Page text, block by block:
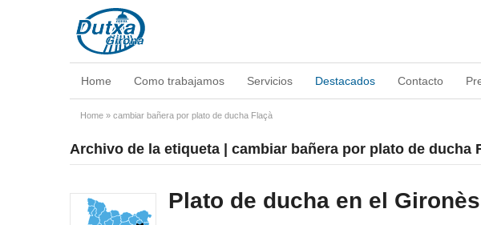
Home Como trabajamos Servicios Destacados Contacto
Home » cambiar bañera por plato de ducha Flaçà
Archivo de la etiqueta | cambiar bañera por plato de ducha
Plato de ducha en el Gironès